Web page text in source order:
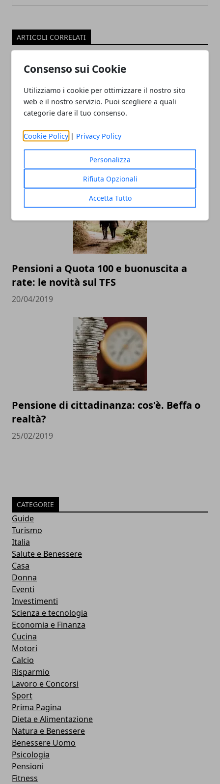
Consenso sui Cookie
Utilizziamo i cookie per ottimizzare il nostro sito
web e il nostro servizio. Puoi scegliere a quali
categorie dare il tuo consenso.
Cookie Policy | Privacy Policy
Personalizza
Rifiuta Opzionali
Accetta Tutto
ARTICOLI CORRELATI
Pensioni: ecco il nuovo scivolo di 7 anni
Pensioni a Quota 100 e buonuscita a
rate: le novità sul TFS
20/04/2019
Pensione di cittadinanza: cos'è. Beffa o
realtà?
25/02/2019
CATEGORIE
Guide
Turismo
Italia
Salute e Benessere
Casa
Donna
Eventi
Investimenti
Scienza e tecnologia
Economia e Finanza
Cucina
Motori
Calcio
Risparmio
Lavoro e Concorsi
Sport
Prima Pagina
Dieta e Alimentazione
Natura e Benessere
Benessere Uomo
Psicologia
Pensioni
Fitness